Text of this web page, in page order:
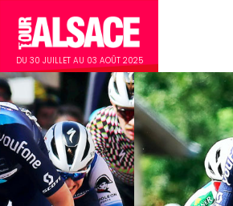
DU 30 JUILLET AU 03 AOÛT 2025